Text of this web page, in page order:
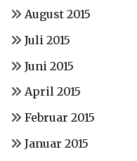
August 2015
Juli 2015
Juni 2015
April 2015
Februar 2015
Januar 2015